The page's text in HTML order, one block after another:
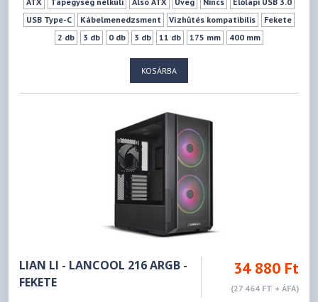
USB Type-C
Kábelmenedzsment Vízhűtés kompatibilis
Fekete
2 db
3 db 0 db 3 db 11 db 175 mm 400 mm
KOSÁRBA
LIAN LI - LANCOOL 216 ARGB -
FEKETE
34 880 Ft
(27 464 FT + ÁFA)